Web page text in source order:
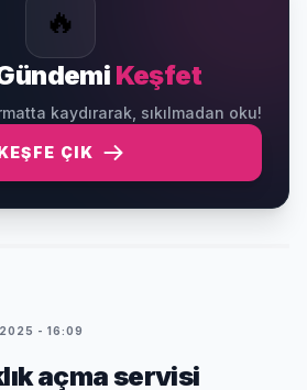
🔥
Keşfet
kaydırarak, sıkılmadan oku!
ÇIK
- 16:09
açma servisi